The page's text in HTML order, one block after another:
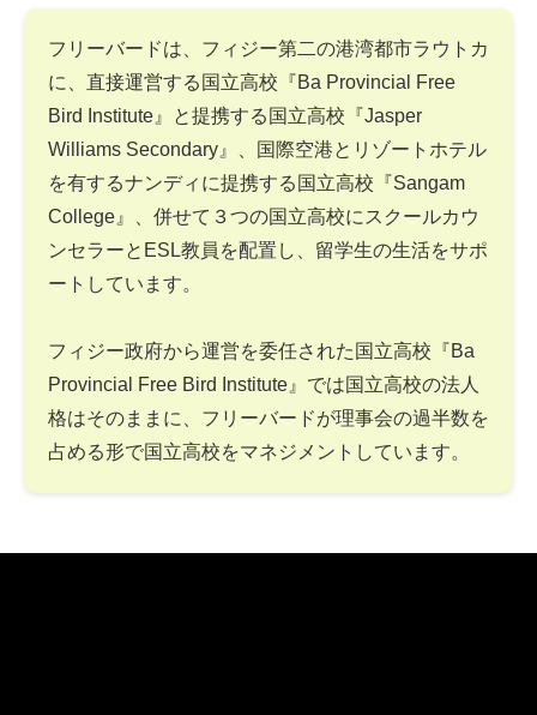
フリーバードは、フィジー第二の港湾都市ラウトカ
に、直接運営する国立高校『Ba Provincial Free
Bird Institute』と提携する国立高校『Jasper
Williams Secondary』、国際空港とリゾートホテル
を有するナンディに提携する国立高校『Sangam
College』、併せて３つの国立高校にスクールカウ
ンセラーとESL教員を配置し、留学生の生活をサポ
ートしています。
フィジー政府から運営を委任された国立高校『Ba
Provincial Free Bird Institute』では国立高校の法人
格はそのままに、フリーバードが理事会の過半数を
占める形で国立高校をマネジメントしています。